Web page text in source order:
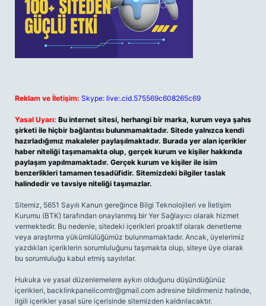
Reklam ve İletişim: Skype: live:.cid.575569c608265c69
Yasal Uyarı: Bu internet sitesi, herhangi bir marka, kurum veya şahıs
şirketi ile hiçbir bağlantısı bulunmamaktadır. Sitede yalnızca kendi
hazırladığımız makaleler paylaşılmaktadır. Burada yer alan içerikler
haber niteliği taşımamakta olup, gerçek kurum ve kişiler hakkında
paylaşım yapılmamaktadır. Gerçek kurum ve kişiler ile isim
benzerlikleri tamamen tesadüfidir. Sitemizdeki bilgiler taslak
halindedir ve tavsiye niteliği taşımazlar.
Sitemiz, 5651 Sayılı Kanun gereğince Bilgi Teknolojileri ve İletişim
Kurumu (BTK) tarafından onaylanmış bir Yer Sağlayıcı olarak hizmet
vermektedir. Bu nedenle, sitedeki içerikleri proaktif olarak denetleme
veya araştırma yükümlülüğümüz bulunmamaktadır. Ancak, üyelerimiz
yazdıkları içeriklerin sorumluluğunu taşımakta olup, siteye üye olarak
bu sorumluluğu kabul etmiş sayılırlar.
Hukuka ve yasal düzenlemelere aykırı olduğunu düşündüğünüz
içerikleri, backlinkpanelicomtr@gmail.com adresine bildirmeniz halinde,
ilgili içerikler yasal süre içerisinde sitemizden kaldırılacaktır.